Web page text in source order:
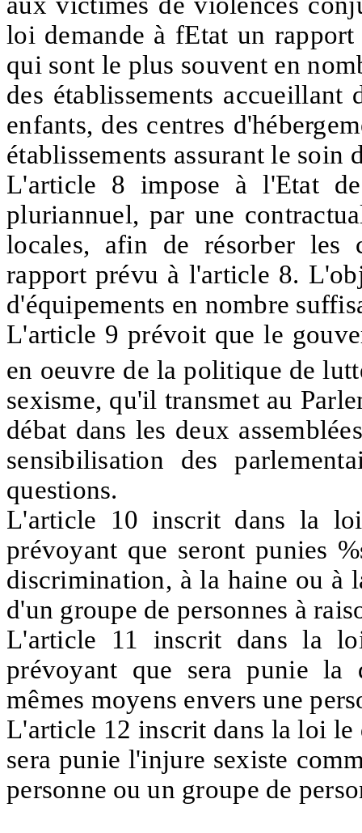
loi demande à fEtat un rapport
qui sont le plus souvent en
des établissements accueillant
enfants, des centres
établissements assurant le soin
L'article 8 impose à l'Etat
pluriannuel, par une
locales, afin de résorber les
rapport prévu à l'article 8.
d'équipements en nombre
L'article 9 prévoit que le
en oeuvre de la politique de
sexisme, qu'il transmet au
débat dans les deux
sensibilisation des
questions.
L'article 10 inscrit dans la
prévoyant que seront punies
discrimination, à la haine ou à
d'un groupe de personnes à
L'article 11 inscrit dans la
prévoyant que sera punie la
mêmes moyens envers une
L'article 12 inscrit dans la loi
sera punie l'injure sexiste
personne ouun groupe de